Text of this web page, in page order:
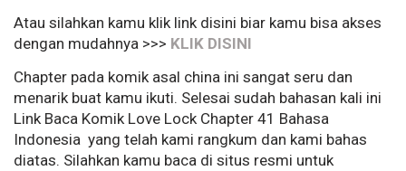
Atau silahkan kamu klik link disini biar kamu bisa akses
dengan mudahnya >>> KLIK DISINI
Chapter pada komik asal china ini sangat seru dan
menarik buat kamu ikuti. Selesai sudah bahasan kali ini
Link Baca Komik Love Lock Chapter 41 Bahasa
Indonesia yang telah kami rangkum dan kami bahas
diatas. Silahkan kamu baca di situs resmi untuk